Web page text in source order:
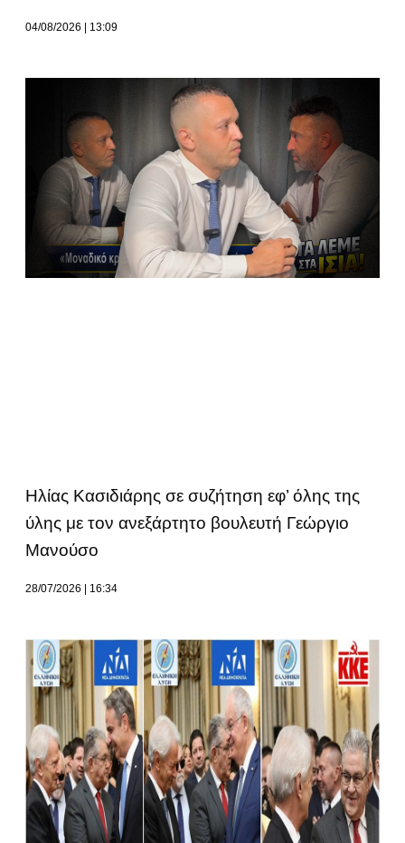
04/08/2026 13:09
Ηλίας Κασιδιάρης σε συζήτηση εφ’ όλης της
ύλης με τον ανεξάρτητο βουλευτή Γεώργιο
Μανούσο
28/07/2026 16:34